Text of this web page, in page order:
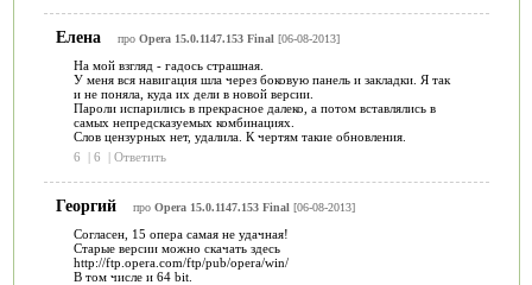
Елена про Opera 15.0.1147.153 Final [06-08-2013]
На мой взгляд - гадось страшная.
У меня вся навигация шла через боковую панель и закладки. Я так
и не поняла, куда их дели в новой версии.
Пароли испарились в прекрасное далеко, а потом вставлялись в
самых непредсказуемых комбинациях.
Слов цензурных нет, удалила. К чертям такие обновления.
6
| 6 | Ответить
Георгий про Opera 15.0.1147.153 Final [06-08-2013]
Согласен, 15 опера самая не удачная!
Старые версии можно скачать здесь
http://ftp.opera.com/ftp/pub/opera/win/
В том числе и 64 bit.